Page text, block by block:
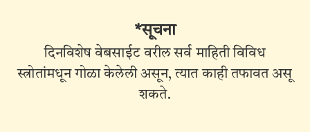
*सूचना
दिनविशेष वेबसाईट वरील सर्व माहिती विविध
स्त्रोतांमधून गोळा केलेली असून, त्यात काही तफावत असू
शकते.